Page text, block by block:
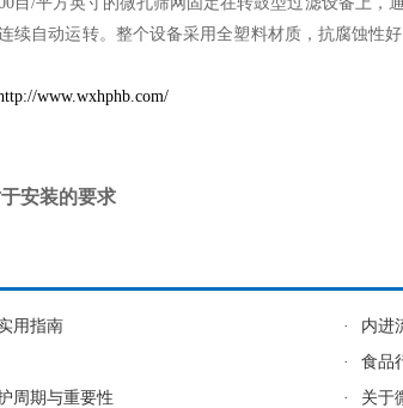
续自动运转。整个设备采用全塑料材质，抗腐蚀性
www.wxhphb.com/
安装的要求
用指南 ·
内进
·
食品
周期与重要性 · 关于